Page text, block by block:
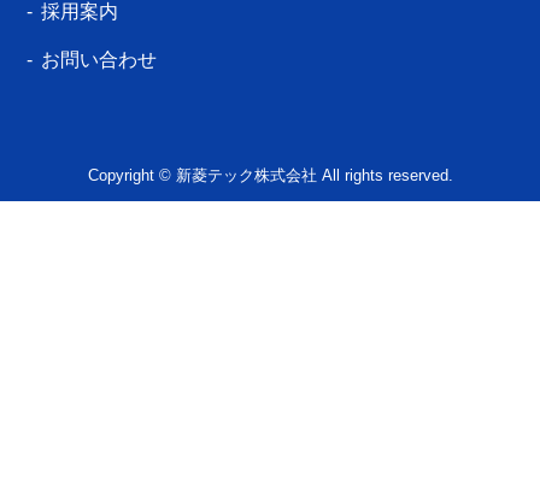
採用案内
お問い合わせ
Copyright © 新菱テック株式会社 All rights reserved.